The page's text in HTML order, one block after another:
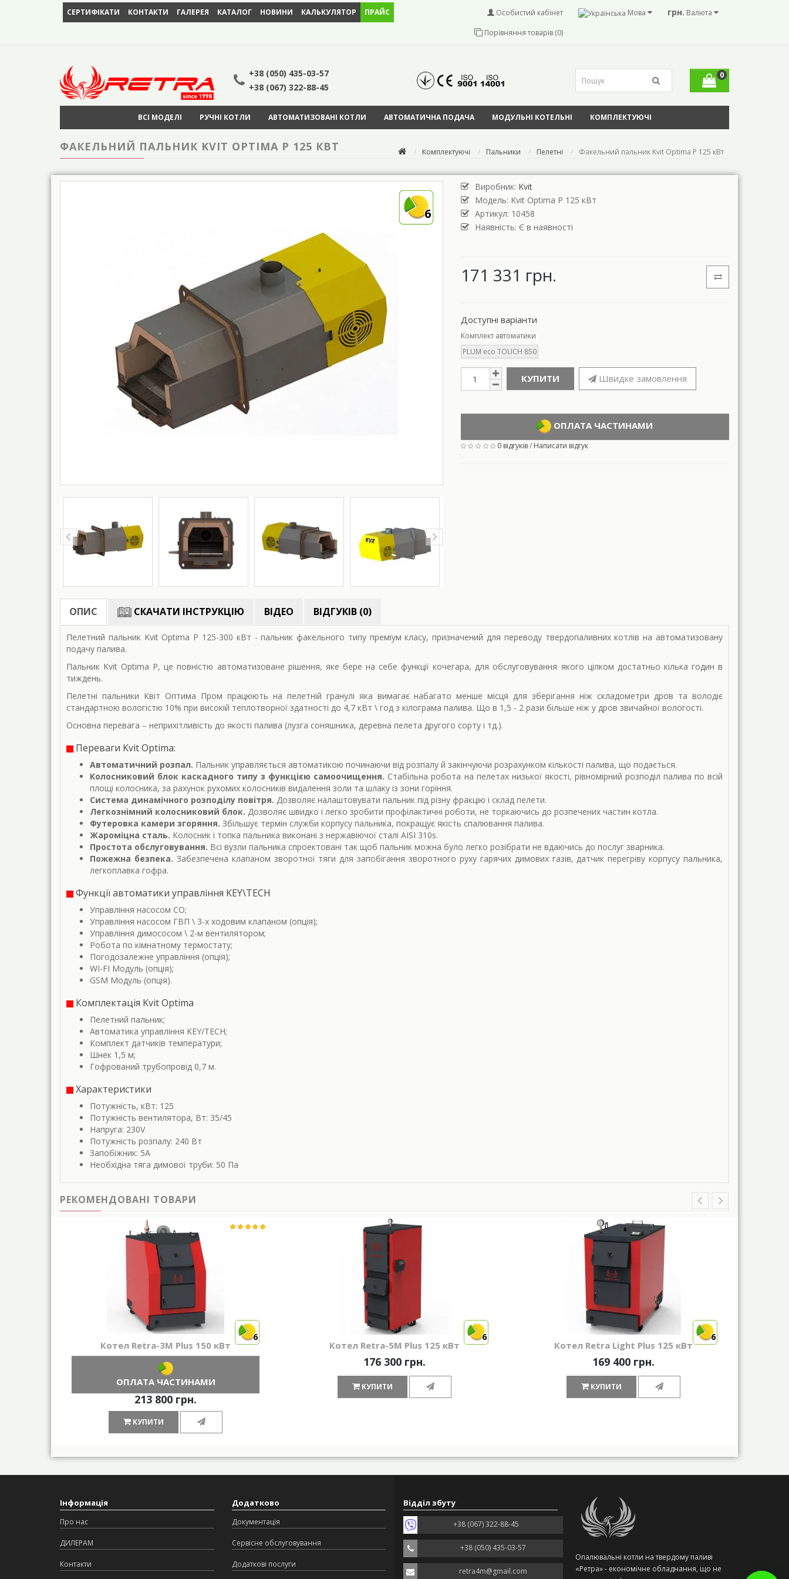
СЕРТИФІКАТИ КОНТАКТИ ГАЛЕРЕЯ КАТАЛОГ НОВИНИ КАЛЬКУЛЯТОР ПРАЙС грн. Валюта
Мова
Особистий кабінет
Порівняння товарів (0)
+38 (050) 435-03-57
+38 (067) 322-88-45
0
ВСІ МОДЕЛІ РУЧНІ КОТЛИ АВТОМАТИЗОВАНІ КОТЛИ АВТОМАТИЧНА ПОДАЧА МОДУЛЬНІ КОТЕЛЬНІ КОМПЛЕКТУЮЧІ
Комплектуючі Пальники Пелетні Факельний пальник Kvit Optima P 125 кВт
ФАКЕЛЬНИЙ ПАЛЬНИК KVIT OPTIMA P 125 КВТ
6
Виробник: Kvit
Модель: Kvit Optima P 125 кВт
Артикул: 10458
Наявність: Є в наявності
171 331 грн.
Доступні варіанти
Комплект автоматики
PLUM eco TOUCH 850
КУПИТИ Швидке замовлення
ОПЛАТА ЧАСТИНАМИ
0 відгуків/ Написати відгук
ОПИС СКАЧАТИ ІНСТРУКЦІЮ ВІДЕО ВІДГУКІВ (0)
Пелетний пальник Kvit Optima P 125-300 кВт - пальник факельного типу преміум класу, призначений для переводу твердопаливних котлів на автоматизовану
подачу палива.
Пальник Kvit Optima P, це повністю автоматизоване рішення, яке бере на себе функції кочегара, для обслуговування якого цілком достатньо кілька годин в
тиждень.
Пелетні пальники Квіт Оптима Пром працюють на пелетній гранулі яка вимагає набагато менше місця для зберігання ніж складометри дров та володіє
стандартною вологістю 10% при високій теплотворної здатності до 4,7 кВт \ год з кілограма палива. Що в 1,5 - 2 рази більше ніж у дров звичайної вологості.
Основна перевага – неприхітливість до якості палива (лузга соняшника, деревна пелета другого сорту і тд.).
Переваги Kvit Optima:
Автоматичний розпал. Пальник управляється автоматикою починаючи від розпалу й закінчуючи розрахунком кількості палива, що подається.
Колосниковий блок каскадного типу з функцією самоочищення. Стабільна робота на пелетах низької якості, рівномірний розподіл палива по всій
площі колосника, за рахунок рухомих колосників видалення золи та шлаку із зони горіння.
Система динамічного розподілу повітря. Дозволяє налаштовувати пальник під різну фракцію і склад пелети.
Легкознімний колосниковий блок. Дозволяє швидко і легко зробити профілактичні роботи, не торкаючись до розпечених частин котла.
Футеровка камери згоряння. Збільшує термін служби корпусу пальника, покращує якість спалювання палива.
Жароміцна сталь. Колосник і топка пальника виконані з нержавіючої сталі AISI 310s.
Простота обслуговування. Всі вузли пальника спроектовані так щоб пальник можна було легко розібрати не вдаючись до послуг зварника.
Пожежна безпека. Забезпечена клапаном зворотної тяги для запобігання зворотного руху гарячих димових газів, датчик перегріву корпусу пальника,
легкоплавка гофра.
Функції автоматики управління KEY\TECH
Управління насосом СО;
Управління насосом ГВП \ 3-х ходовим клапаном (опція);
Управління димососом \ 2-м вентилятором;
Робота по кімнатному термостату;
Погодозалежне управління (опція);
WI-FI Модуль (опція);
GSM Модуль (опція).
Комплектація Kvit Optima
Пелетний пальник;
Автоматика управління KEY/TECH;
Комплект датчиків температури;
Шнек 1,5 м;
Гофрований трубопровід 0,7 м.
Характеристики
Потужність, кВт: 125
Потужність вентилятора, Вт: 35/45
Напруга: 230V
Потужність розпалу: 240 Вт
Запобіжник: 5A
Необхідна тяга димової труби: 50 Пa
РЕКОМЕНДОВАНІ ТОВАРИ
6
Котел Retra-3М Plus 150 кВт
ОПЛАТА ЧАСТИНАМИ
213 800 грн.
КУПИТИ
6
Котел Retra-5М Plus 125 кВт
176 300 грн.
КУПИТИ
6
Котел Retra Light Plus 125 кВт
169 400 грн.
КУПИТИ
Інформація
Про нас
ДИЛЕРАМ
Контакти
Додатково
Документація
Сервісне обслуговування
Додаткові послуги
Відділ збуту
+38 (067) 322-88-45
+38 (050) 435-03-57
retra4m@gmail.com
Опалювальні котли на твердому паливі
«Ретра» - економічне обладнання, що не